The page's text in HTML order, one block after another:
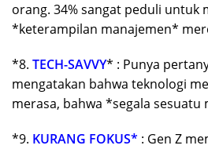
orang. 34% sangat peduli untuk
*keterampilan manajemen*
*8. TECH-SAVVY* : Punya
mengatakan bahwa teknologi
merasa, bahwa *segala
*9. KURANG FOKUS* : Gen Z